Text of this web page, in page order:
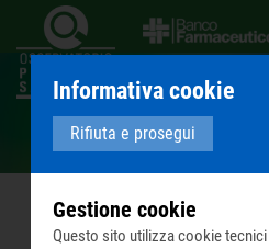
Cosa
Informativa cookie
Rifiuta e prosegui
Gestione cookie
Questo sito utilizza cookie